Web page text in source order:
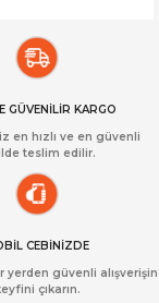
GÜVENİLİR KARGO
en hızlı ve en güvenli
teslim edilir.
CEBİNİZDE
yerden güvenli alışverişin
çıkarın.